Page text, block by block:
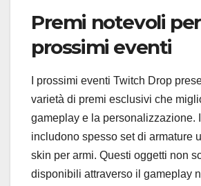
Premi notevoli
prossimi eventi
I prossimi eventi Twitch Drop
varietà di premi esclusivi che
gameplay e la personalizzazione.
includono spesso set di armature
skin per armi. Questi oggetti non
disponibili attraverso il gameplay